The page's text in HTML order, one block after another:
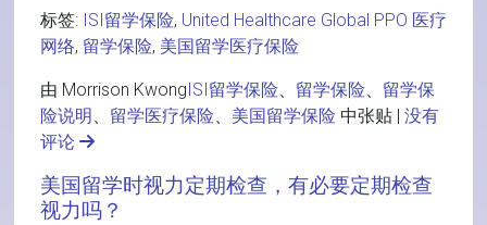
标签: ISI留学保险, United Healthcare Global PPO 医疗
网络, 留学保险, 美国留学医疗保险
由 Morrison KwongISI留学保险、 留学保险、 留学保
险说明、 留学医疗保险、 美国留学保险 中张贴 | 没有
评论
美国留学时视力定期检查，有必要定期检查
视力吗？